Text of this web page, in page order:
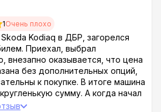
1Очень плохо
Kodiaq в ДБР, загорелся
Приехал, выбрал
внезапно оказывается, что цена
без дополнительных опций,
к покупке. В итоге машина
сумму. А когда начал
заявили, не нравится – не